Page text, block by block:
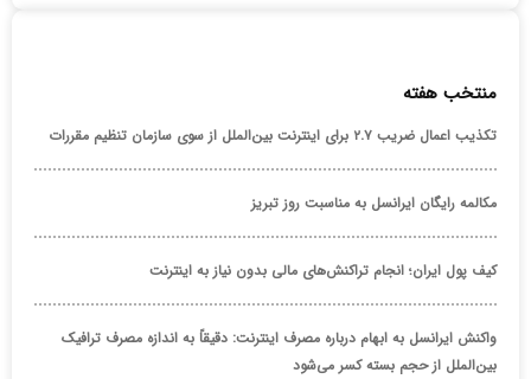
منتخب هفته
تکذیب اعمال ضریب ۲.۷ برای اینترنت بین‌الملل از سوی سازمان تنظیم مقررات
مکالمه رایگان ایرانسل به مناسبت روز تبریز
کیف پول ایران؛ انجام تراکنش‌های مالی بدون نیاز به اینترنت
واکنش ایرانسل به ابهام درباره مصرف اینترنت: دقیقاً به اندازه مصرف ترافیک
بین‌الملل از حجم بسته کسر می‌شود